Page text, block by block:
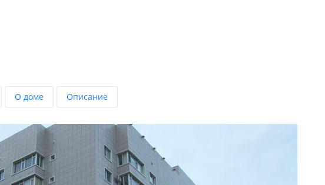
О доме Описание